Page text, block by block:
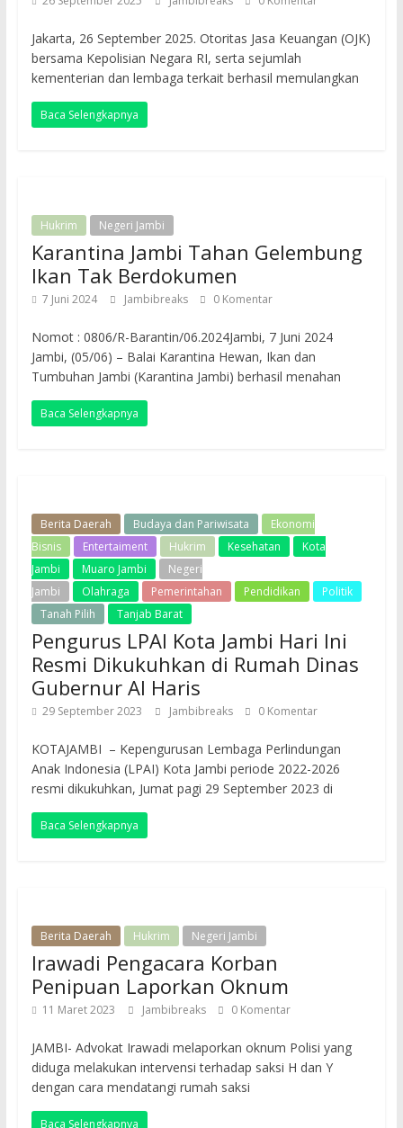
Jakarta, 26 September 2025. Otoritas Jasa Keuangan (OJK)
bersama Kepolisian Negara RI, serta sejumlah
kementerian dan lembaga terkait berhasil memulangkan
Baca Selengkapnya
Hukrim Negeri Jambi
Karantina Jambi Tahan Gelembung
Ikan Tak Berdokumen
7 Juni 2024 Jambibreaks 0 Komentar
Nomot : 0806/R-Barantin/06.2024Jambi, 7 Juni 2024
Jambi, (05/06) – Balai Karantina Hewan, Ikan dan
Tumbuhan Jambi (Karantina Jambi) berhasil menahan
Baca Selengkapnya
Berita Daerah Budaya dan Pariwisata
Ekonomi
Bisnis
Entertaiment Hukrim Kesehatan
Kota
Jambi
Muaro Jambi
Negeri
Jambi
Olahraga Pemerintahan Pendidikan
Politik
Tanah Pilih
Tanjab Barat
Pengurus LPAI Kota Jambi Hari Ini
Resmi Dikukuhkan di Rumah Dinas
Gubernur Al Haris
29 September 2023 Jambibreaks 0 Komentar
KOTAJAMBI – Kepengurusan Lembaga Perlindungan
Anak Indonesia (LPAI) Kota Jambi periode 2022-2026
resmi dikukuhkan, Jumat pagi 29 September 2023 di
Baca Selengkapnya
Berita Daerah Hukrim Negeri Jambi
Irawadi Pengacara Korban
Penipuan Laporkan Oknum
11 Maret 2023 Jambibreaks 0 Komentar
JAMBI- Advokat Irawadi melaporkan oknum Polisi yang
diduga melakukan intervensi terhadap saksi H dan Y
dengan cara mendatangi rumah saksi
Baca Selengkapnya